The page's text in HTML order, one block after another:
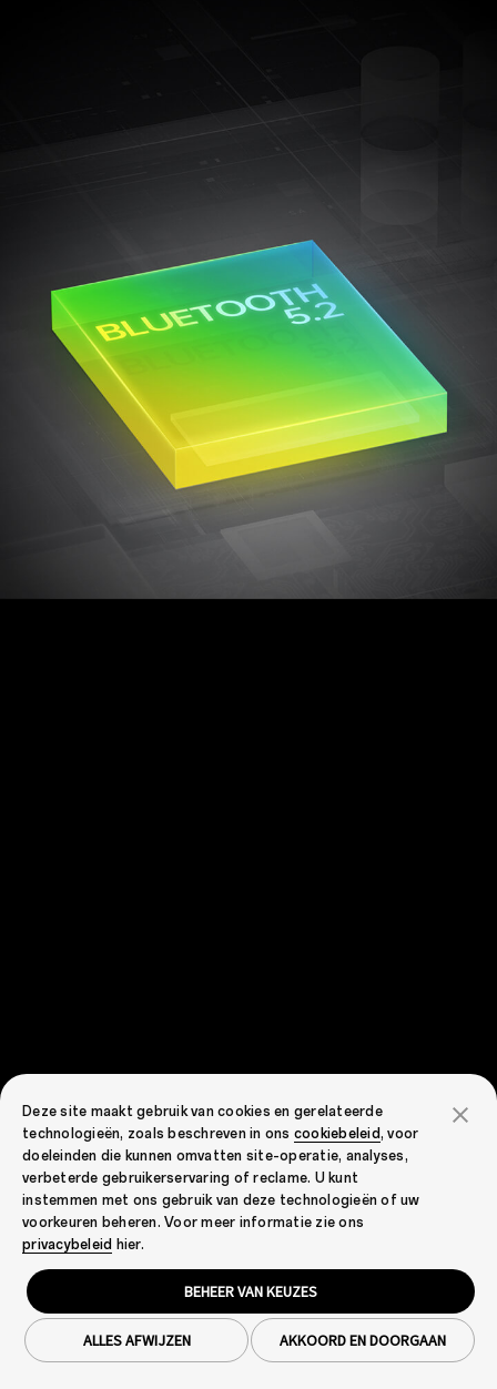
Deze site maakt gebruik van cookies en gerelateerde
technologieën, zoals beschreven in ons cookiebeleid, voor
doeleinden die kunnen omvatten site-operatie, analyses,
verbeterde gebruikerservaring of reclame. U kunt
instemmen met ons gebruik van deze technologieën of uw
voorkeuren beheren. Voor meer informatie zie ons
privacybeleid hier.
BEHEER VAN KEUZES
AKKOORD EN DOORGAAN
ALLES AFWIJZEN